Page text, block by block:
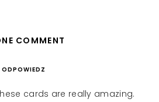
COMMENT
ODPOWIEDZ
cards are really amazing.